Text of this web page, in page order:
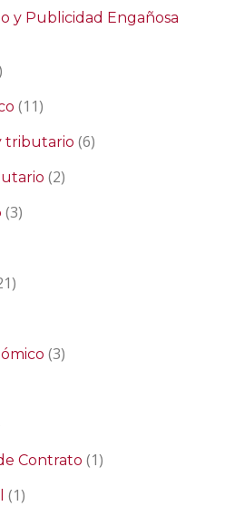
y Publicidad Engañosa
(11)
tributario (6)
(2)
(3)
(3)
Contrato (1)
(1)